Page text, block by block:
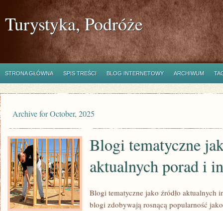
Turystyka, Podróże
STRONA GŁÓWNA SPIS TREŚCI BLOG INTERNETOWY ARCHIWUM
Archive for October, 2025
Blogi tematyczne
aktualnych porad i
Blogi tematyczne jako źródło aktualnych
blogi zdobywają rosnącą popularność